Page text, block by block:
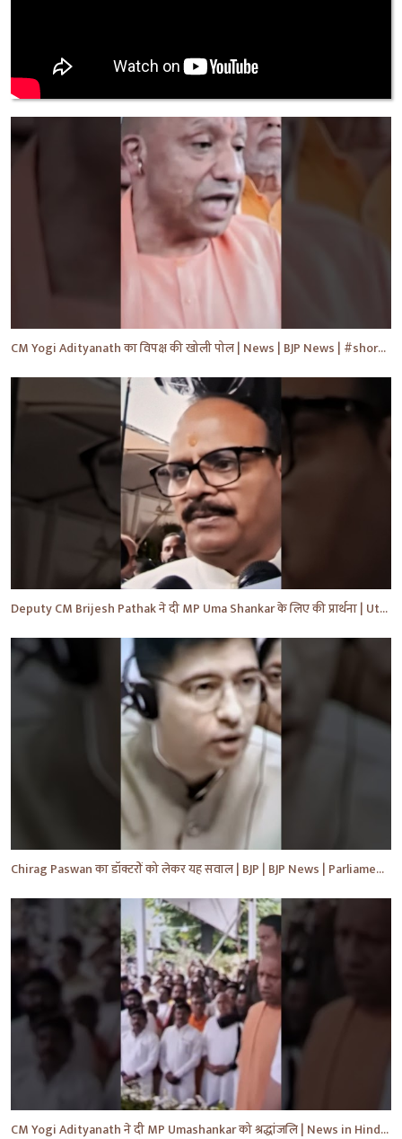
CM Yogi Adityanath का विपक्ष की खोली पोल | News | BJP News | #shorts #yt #news #ytshorts
Deputy CM Brijesh Pathak ने दी MP Uma Shankar के लिए की प्रार्थना | Uttar Pradesh News #shorts #yt
Chirag Paswan का डॉक्टरों को लेकर यह सवाल | BJP | BJP News | Parliament | #shorts #ytnewshorts #yt
CM Yogi Adityanath ने दी MP Umashankar को श्रद्धांजलि | News in Hindi | News Today | #shorts #yt